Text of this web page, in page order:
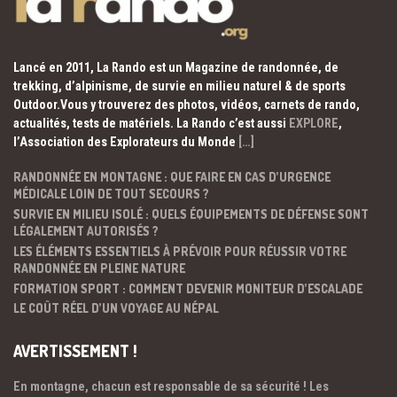
Lancé en 2011, La Rando est un Magazine de randonnée, de
trekking, d’alpinisme, de survie en milieu naturel & de sports
Outdoor.Vous y trouverez des photos, vidéos, carnets de rando,
actualités, tests de matériels. La Rando c’est aussi EXPLORE,
l’Association des Explorateurs du Monde […]
RANDONNÉE EN MONTAGNE : QUE FAIRE EN CAS D’URGENCE
MÉDICALE LOIN DE TOUT SECOURS ?
SURVIE EN MILIEU ISOLÉ : QUELS ÉQUIPEMENTS DE DÉFENSE SONT
LÉGALEMENT AUTORISÉS ?
LES ÉLÉMENTS ESSENTIELS À PRÉVOIR POUR RÉUSSIR VOTRE
RANDONNÉE EN PLEINE NATURE
FORMATION SPORT : COMMENT DEVENIR MONITEUR D’ESCALADE
LE COÛT RÉEL D’UN VOYAGE AU NÉPAL
AVERTISSEMENT !
En montagne, chacun est responsable de sa sécurité ! Les